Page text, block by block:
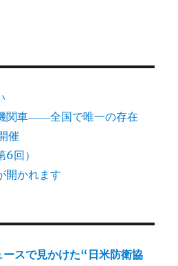
関車――全国で唯一の存在
催
回）
開かれます
ースで見かけた“日米防衛協